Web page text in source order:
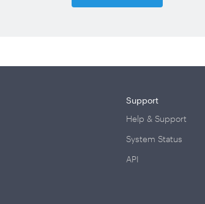
Support
Help & Support
System Status
API